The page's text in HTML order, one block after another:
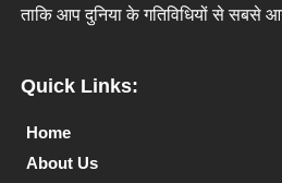
ताकि आप दुनिया के गतिविधियों से सबसे
Quick Links:
Home
About Us